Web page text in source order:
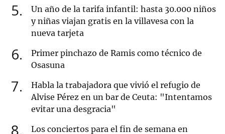
5
Un año de la tarifa infantil: hasta 30.000 niños
y niñas viajan gratis en la villavesa con la
nueva tarjeta
6
Primer pinchazo de Ramis como técnico de
Osasuna
7
Habla la trabajadora que vivió el refugio de
Alvise Pérez en un bar de Ceuta: "Intentamos
evitar una desgracia"
8
Los conciertos para el fin de semana en